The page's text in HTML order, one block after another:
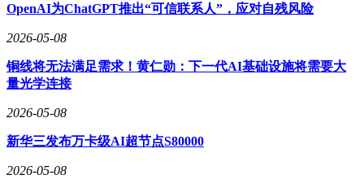
制技术，也传递出科技温柔治愈的人文温度，让大众真切感受
到AI服务生活的无限可能。
纵观行业发展，AI技术正从单点创新走向全场景渗透，消费
电子与出行、智能服务产业的融合已成必然趋势。北京车展作
等多领域创新力量。
荣耀此次参展，正是主动拥抱产业融合浪潮，以自身AI终端
OpenAI为ChatGPT推出“可信联系人”，应对自残风险
2026-05-08
铜线将无法满足需求！黄仁勋：下一代AI基础设施将需要大
量光学连接
2026-05-08
新华三发布万卡级AI超节点S80000
2026-05-08